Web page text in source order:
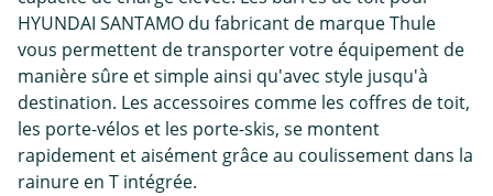
HYUNDAI SANTAMO du fabricant de marque Thule
vous permettent de transporter votre équipement de
manière sûre et simple ainsi qu'avec style jusqu'à
destination. Les accessoires comme les coffres de toit,
les porte-vélos et les porte-skis, se montent
rapidement et aisément grâce au coulissement dans la
rainure en T intégrée.